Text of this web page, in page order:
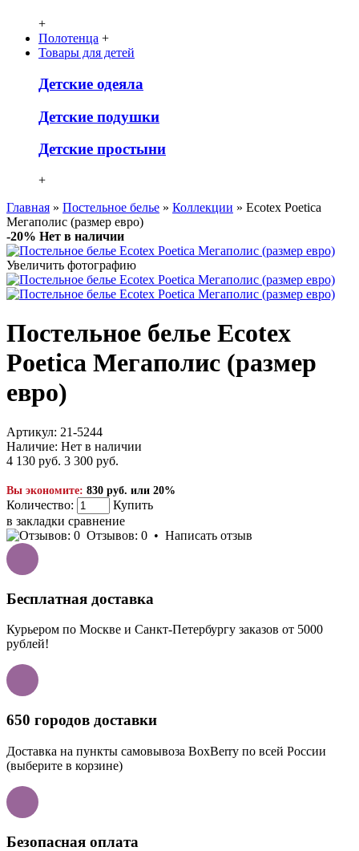
+
Полотенца +
Товары для детей
Детcкие одеяла
Детские подушки
Детские простыни
+
Главная » Постельное белье » Коллекции » Ecotex Poetica
Мегаполис (размер евро)
-20% Нет в наличии
Увеличить фотографию
Постельное белье Ecotex
Poetica Мегаполис (размер
евро)
Артикул: 21-5244
Наличие: Нет в наличии
4 130 руб. 3 300 руб.
Вы экономите: 830 руб. или 20%
Количество:
Купить
в закладки сравнение
Отзывов: 0 • Написать отзыв
Бесплатная доставка
Курьером по Москве и Санкт-Петербургу заказов от 5000
рублей!
650 городов доставки
Доставка на пункты самовывоза BoxBerry по всей России
(выберите в корзине)
Безопасная оплата